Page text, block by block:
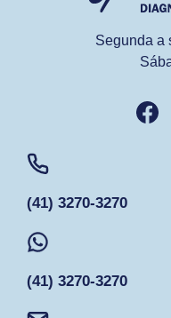
Segunda a
(41) 3270-3270
(41) 3270-3270